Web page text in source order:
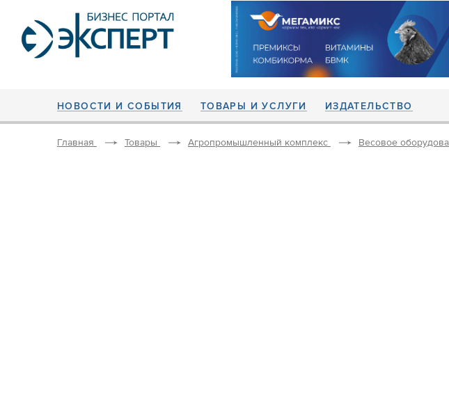
НОВОСТИ И СОБЫТИЯ ТОВАРЫ И УСЛУГИ ИЗДАТЕЛЬСТВО
Главная Товары Агропромышленный комплекс Весовое